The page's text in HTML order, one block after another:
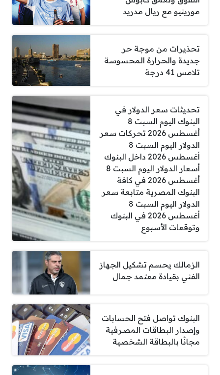
مورينيو مع ريال مدريد
تحذيرات من موجة حر
جديدة والحرارة المحسوسة
تلامس 41 درجة
تحديثات سعر الدولار في
البنوك اليوم السبت 8
أغسطس 2026 تحركات سعر
الدولار اليوم السبت 8
أغسطس 2026 داخل البنوك
أسعار الدولار اليوم السبت 8
أغسطس 2026 في كافة
البنوك المصرية متابعة سعر
الدولار اليوم السبت 8
أغسطس 2026 في البنوك
وتوقعات الأسبوع
الزمالك يحسم تشكيل الجهاز
الفني بقيادة معتمد جمال
البنوك تواصل فتح الحسابات
وإصدار البطاقات المصرفية
مجانًا بالبطاقة الشخصية